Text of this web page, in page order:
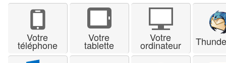
Votre
téléphone
Votre
tablette
Votre
ordinateur